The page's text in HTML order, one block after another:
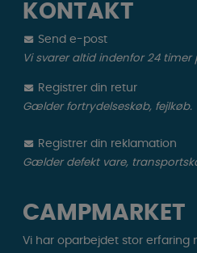
KONTAKT
Send e-post
Vi svarer altid indenfor 24 timer
Registrer din retur
Gælder fortrydelseskøb, fejlkøb.
Registrer din reklamation
Gælder defekt vare,
CAMPMARKET
Vi har oparbejdet stor erfaring